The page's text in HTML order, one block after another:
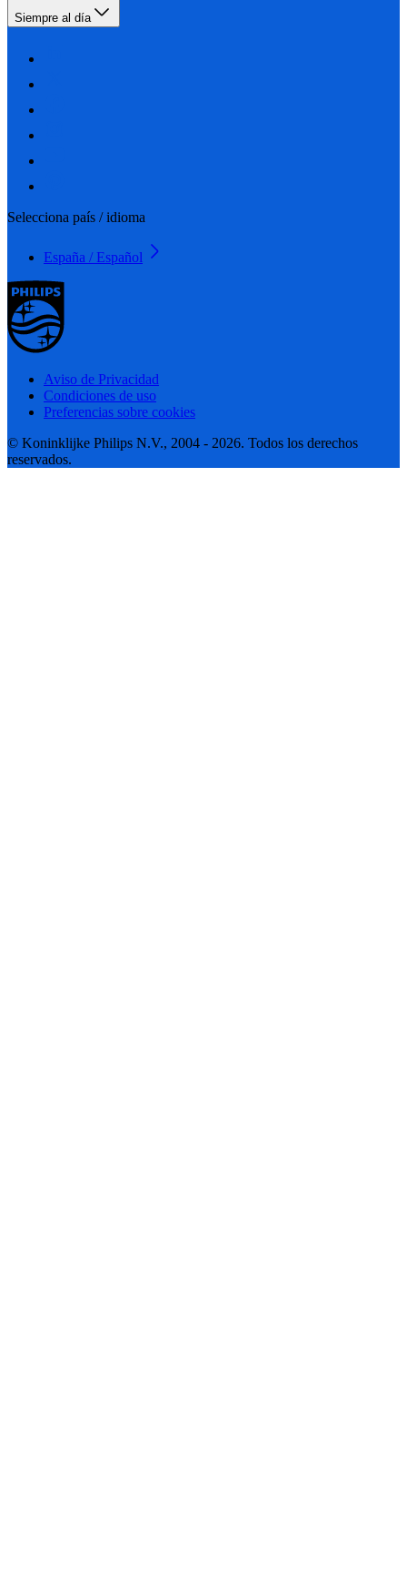
Siempre al día
Selecciona país / idioma
España / Español
Aviso de Privacidad
Condiciones de uso
Preferencias sobre cookies
© Koninklijke Philips N.V., 2004 - 2026. Todos los derechos
reservados.